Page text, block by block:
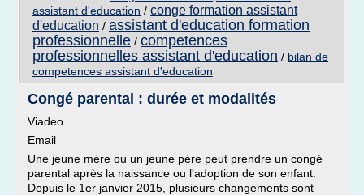
assistant d'education / conge formation assistant
d'education / assistant d'education formation
professionnelle / competences
professionnelles assistant d'education / bilan de
competences assistant d'education
Congé parental : durée et modalités
Viadeo
Email
Une jeune mère ou un jeune père peut prendre un congé
parental après la naissance ou l'adoption de son enfant.
Depuis le 1er janvier 2015, plusieurs changements sont